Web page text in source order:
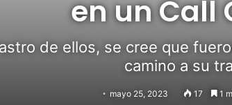
en un Call
de ellos, se cree que
camino a su
mayo 25, 2023 17 1